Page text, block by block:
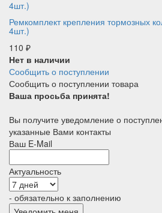
Ремкомплект крепления тормозных
4шт.)
110 ₽
Нет в наличии
Сообщить о поступлении
Сообщить о поступлении товара
Ваша просьба принята!
Вы получите уведомление о
указанные Вами контакты
Ваш E-Mail
Актуальность
- обязательно к заполнению